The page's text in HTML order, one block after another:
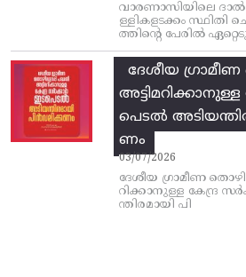
വാരണാസിയിലെ
ള്ളികളടക്കം സ്ഥിതി
ത്തിന്റെ പേരിൽ
ദേശീയ
പെടല്‍
ണം
03/07/2026
ദേശീയ ഗ്രാമീണ
റിക്കാനുള്ള കേന്ദ്ര
ന്തിരമായി പി